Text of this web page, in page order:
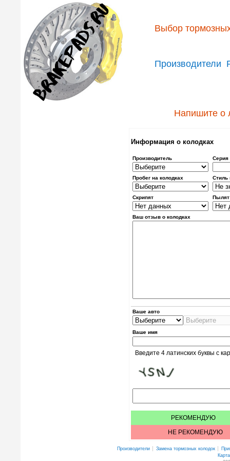
Выбор
Производители
Напишите о
Информация о колодках
Производитель Серия
Пробег на колодках Стиль
Скрипят Пылят
Ваш отзыв о колодках
Ваше авто
Ваше имя
Введите 4 латинских буквы с
РЕКОМЕНДУЮ
НЕ РЕКОМЕНДУЮ
Производители Замена тормозных колодок